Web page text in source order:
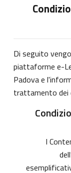
Di seguito
piattaforme e-
Padova e
trattamento dei
I